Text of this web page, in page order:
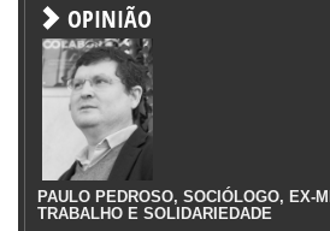
OPINIÃO
PAULO PEDROSO, SOCIÓLOGO, EX-
TRABALHO E SOLIDARIEDADE